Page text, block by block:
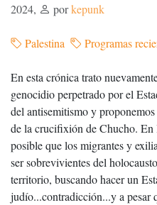
2024, porkepunk
Palestina Programas
En esta crónica trato
genocidio perpetrado por el
del antisemitismo y
de la crucifixión de Chucho. En
posible que los migrantes y
ser sobrevivientes del
territorio, buscando hacer un
judío...contradicción...y a pesar